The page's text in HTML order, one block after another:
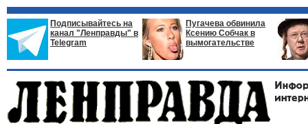
Подписывайтесь на
канал "Ленправды" в
Telegram
Пугачева обвинила
Ксению Собчак в
вымогательстве